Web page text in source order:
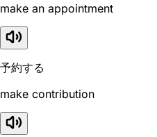
make an appointment
予約する
make contribution